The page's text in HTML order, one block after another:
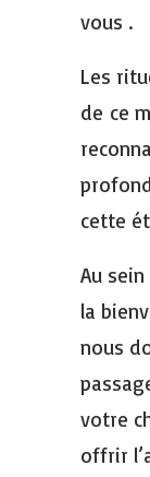
vous .
Les
de ce
cette
Au
la
nous
votre
offrir